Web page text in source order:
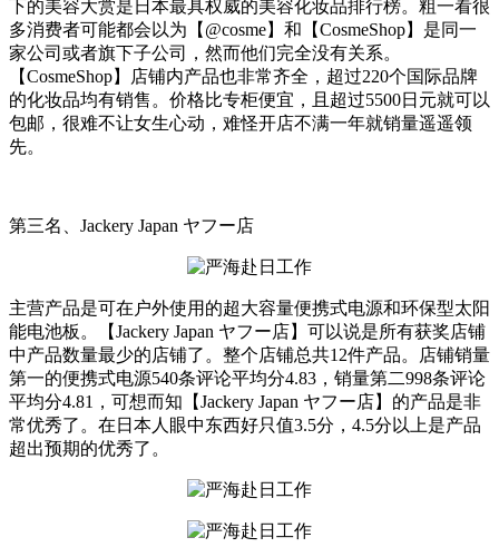
下的美容大赏是日本最具权威的美容化妆品排行榜。粗一看很
多消费者可能都会以为【@cosme】和【CosmeShop】是同一
家公司或者旗下子公司，然而他们完全没有关系。
【CosmeShop】店铺内产品也非常齐全，超过220个国际品牌
的化妆品均有销售。价格比专柜便宜，且超过5500日元就可以
包邮，很难不让女生心动，难怪开店不满一年就销量遥遥领
先。
第三名、Jackery Japan ヤフー店
主营产品是可在户外使用的超大容量便携式电源和环保型太阳
能电池板。【Jackery Japan ヤフー店】可以说是所有获奖店铺
中产品数量最少的店铺了。整个店铺总共12件产品。店铺销量
第一的便携式电源540条评论平均分4.83，销量第二998条评论
平均分4.81，可想而知【Jackery Japan ヤフー店】的产品是非
常优秀了。在日本人眼中东西好只值3.5分，4.5分以上是产品
超出预期的优秀了。